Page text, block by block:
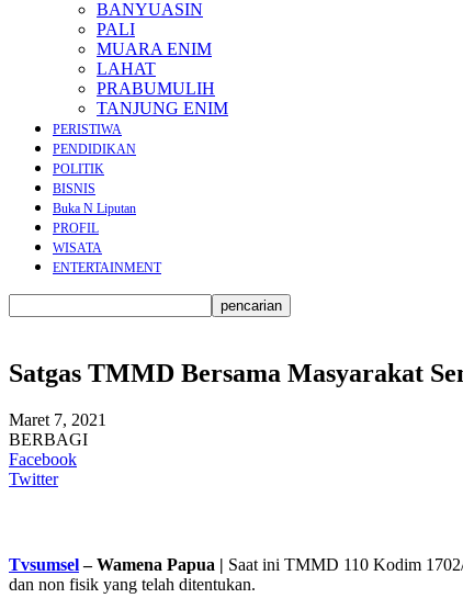
BANYUASIN
PALI
MUARA ENIM
LAHAT
PRABUMULIH
TANJUNG ENIM
PERISTIWA
PENDIDIKAN
POLITIK
BISNIS
Buka N Liputan
PROFIL
WISATA
ENTERTAINMENT
Satgas TMMD Bersama Masyarakat
Maret 7, 2021
BERBAGI
Facebook
Twitter
Tvsumsel– Wamena Papua | Saat ini TMMD 110 Kodim
dan non fisik yang telah ditentukan.